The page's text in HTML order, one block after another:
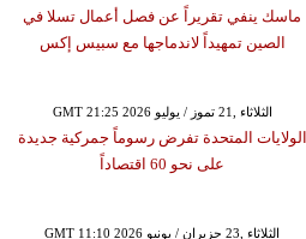
ماسك ينفي تقريراً عن فصل أعمال تسلا في
الصين تمهيداً لاندماجها مع سبيس إكس
GMT 21:25 2026 الثلاثاء ,21 تموز / يوليو
الولايات المتحدة تفرض رسوماً جمركية جديدة
على نحو 60 اقتصاداً
GMT 11:10 2026 الثلاثاء ,23 حزيران / يونيو